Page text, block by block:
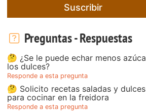
Suscribir
Preguntas - Respuestas
🤔 ¿Se le puede echar menos
los dulces?
Responde a esta pregunta
🤔 Solicito recetas saladas y dulces
para cocinar en la freidora
Responde a esta pregunta